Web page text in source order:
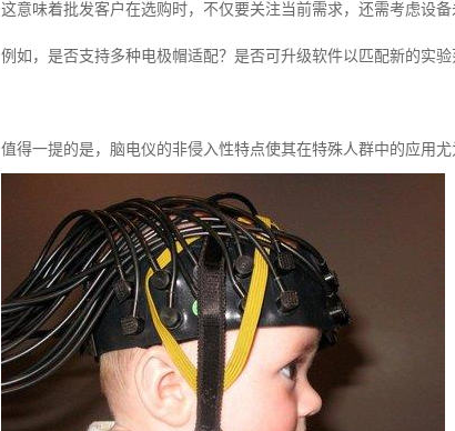
这意味着批发客户在选购时，不仅要关注当前需求，还需考虑设备
例如，是否支持多种电极帽适配？是否可升级软件以匹配新的实
值得一提的是，脑电仪的非侵入性特点使其在特殊人群中的应用尤